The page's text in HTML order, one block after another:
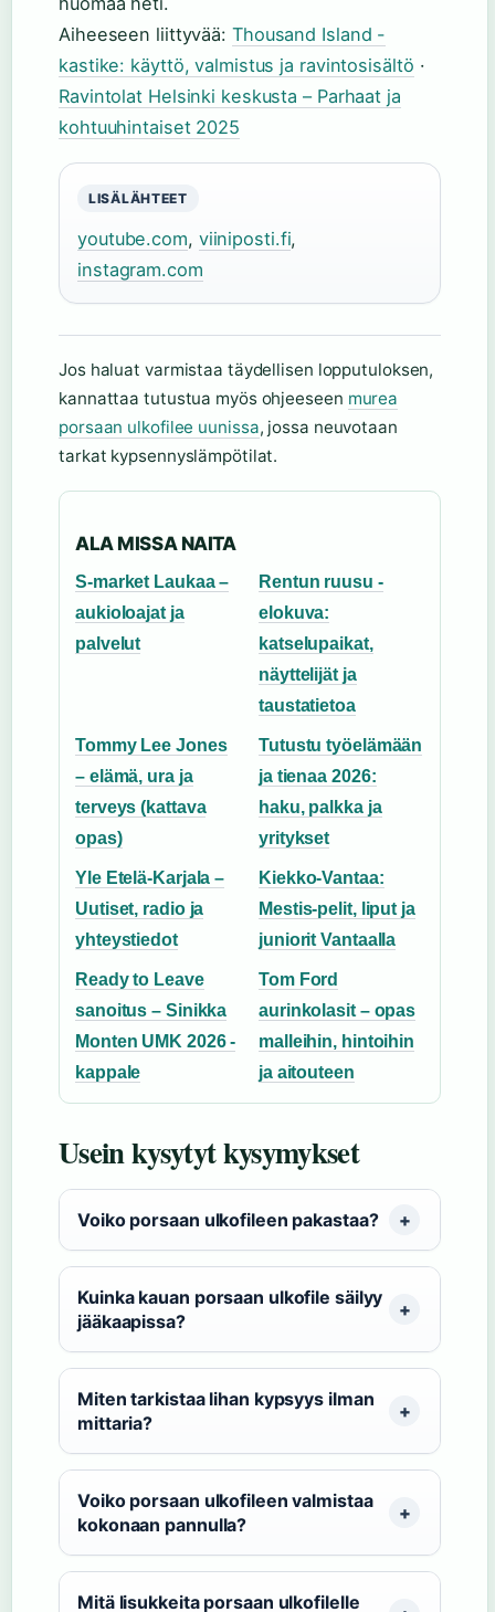
Aiheeseen liittyvää: Thousand Island -
kastike: käyttö, valmistus ja ravintosisältö ·
Ravintolat Helsinki keskusta – Parhaat ja
kohtuuhintaiset 2025
LISÄLÄHTEET
youtube.com, viiniposti.fi,
instagram.com
Jos haluat varmistaa täydellisen lopputuloksen,
kannattaa tutustua myös ohjeeseen murea
porsaan ulkofilee uunissa, jossa neuvotaan
tarkat kypsennyslämpötilat.
ALA MISSA NAITA
S-market Laukaa –
aukioloajat ja
palvelut
Rentun ruusu -
elokuva:
katselupaikat,
näyttelijät ja
taustatietoa
Tommy Lee Jones
– elämä, ura ja
terveys (kattava
opas)
Tutustu työelämään
ja tienaa 2026:
haku, palkka ja
yritykset
Yle Etelä-Karjala –
Uutiset, radio ja
yhteystiedot
Kiekko-Vantaa:
Mestis-pelit, liput ja
juniorit Vantaalla
Ready to Leave
sanoitus – Sinikka
Monten UMK 2026 -
kappale
Tom Ford
aurinkolasit – opas
malleihin, hintoihin
ja aitouteen
Usein kysytyt kysymykset
Voiko porsaan ulkofileen pakastaa?
Kuinka kauan porsaan ulkofile säilyy
jääkaapissa?
Miten tarkistaa lihan kypsyys ilman
mittaria?
Voiko porsaan ulkofileen valmistaa
kokonaan pannulla?
Mitä lisukkeita porsaan ulkofilelle